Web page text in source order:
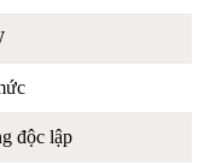
độc lập